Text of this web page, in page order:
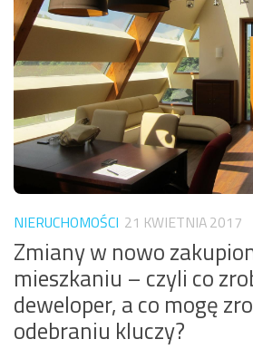
NIERUCHOMOŚCI 21 KWIETNIA 2017
Zmiany w nowo
mieszkaniu – czyli co
deweloper, a co mogę
odebraniu kluczy?